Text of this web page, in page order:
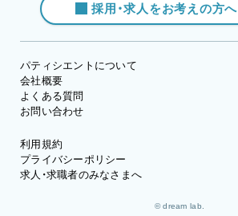
採用・求人をお考えの方へ
パティシエントについて
会社概要
よくある質問
お問い合わせ
利用規約
プライバシーポリシー
求人・求職者のみなさまへ
© dream lab.